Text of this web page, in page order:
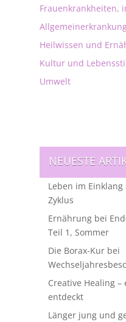
Frauenkrankheiten,
Heilwissen und
Kultur und
Umwelt
NEUESTE
Leben im
Zyklus
Ernährung bei
Teil 1, Sommer
Die Borax-Kur bei
Creative Healing
entdeckt
Länger jung und